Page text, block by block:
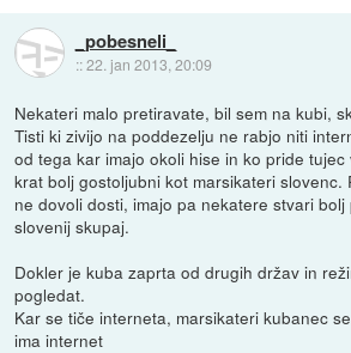
_pobesneli_
::22. jan 2013, 20:09
Nekateri malo pretiravate, bil sem na kubi,
Tisti ki zivijo na poddezelju ne rabjo niti
od tega kar imajo okoli hise in ko pride
krat bolj gostoljubni kot marsikateri slovenc.
ne dovoli dosti, imajo pa nekatere stvari
slovenij skupaj.
Dokler je kuba zaprta od drugih držav in
pogledat.
Kar se tiče interneta, marsikateri kubanec
ima internet